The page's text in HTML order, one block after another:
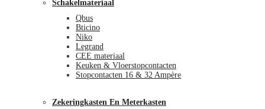
Schakelmateriaal
Qbus
Bticino
Niko
Legrand
CEE materiaal
Keuken & Vloerstopcontacten
Stopcontacten 16 & 32 Ampère
Zekeringkasten En Meterkasten